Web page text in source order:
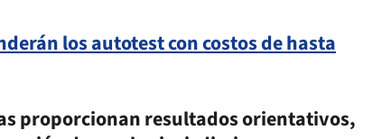
los autotest con costos de hasta
proporcionan resultados orientativos,